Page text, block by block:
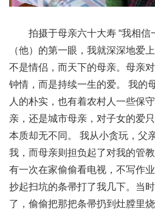
拍摄于母亲六十大寿 “我相
（他）的第一眼，我就深深地爱
不是情侣，而天下的母亲。母亲
钟情，而是持续一生的爱。 我的
人的朴实，也有着农村人一些保
亲，还是城市母亲，对子女的爱
本质却无不同。 我从小贪玩，父
我，而母亲则担负起了对我的管
有一次在家偷偷看电视，不写作
抄起扫坑的条帚打了我几下。当
了，偷偷把那把条帚扔到灶膛里